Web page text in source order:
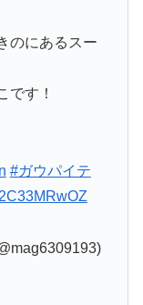
のにあるスー
です！
#ガウパイテ